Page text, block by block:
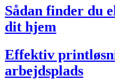
Sådan finder du
dit hjem
Effektiv
arbejdsplads